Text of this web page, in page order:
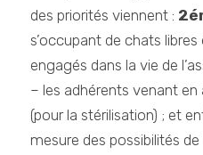
des priorités viennent :
s’occupant de chats
engagés dans la vie de
– les adhérents venant
(pour la stérilisation) ; et
mesure des possibilités